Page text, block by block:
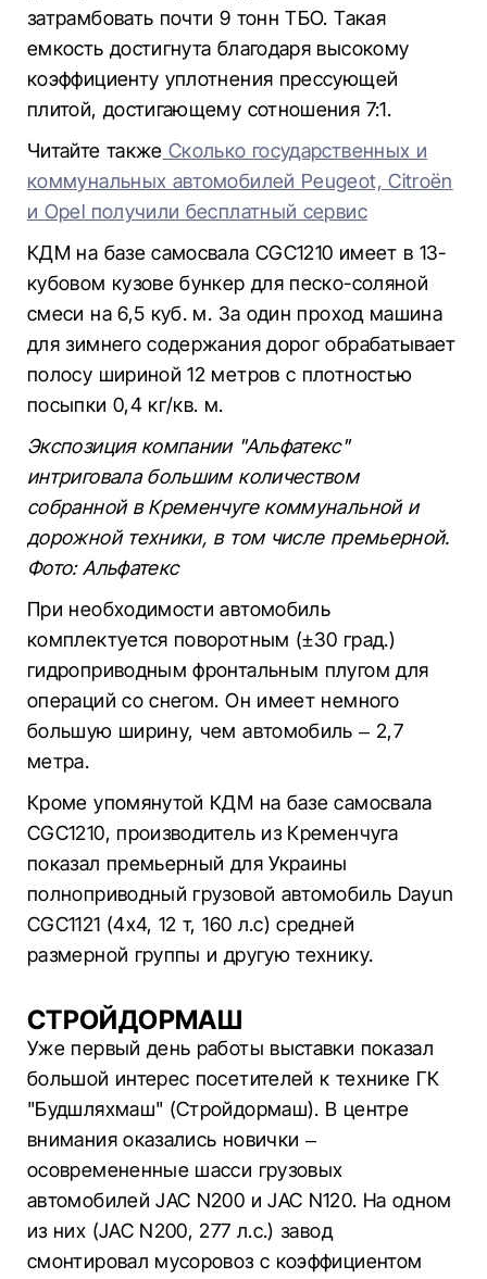
затрамбовать почти 9 тонн ТБО. Такая
емкость достигнута благодаря высокому
коэффициенту уплотнения прессующей
плитой, достигающему сотношения 7:1.
Читайте также Сколько государственных и
коммунальных автомобилей Peugeot, Citroёn
и Opel получили бесплатный сервис
КДМ на базе самосвала CGC1210 имеет в 13-
кубовом кузове бункер для песко-соляной
смеси на 6,5 куб. м. За один проход машина
для зимнего содержания дорог обрабатывает
полосу шириной 12 метров с плотностью
посыпки 0,4 кг/кв. м.
Экспозиция компании "Альфатекс"
интриговала большим количеством
собранной в Кременчуге коммунальной и
дорожной техники, в том числе премьерной.
Фото: Альфатекс
При необходимости автомобиль
комплектуется поворотным (±30 град.)
гидроприводным фронтальным плугом для
операций со снегом. Он имеет немного
большую ширину, чем автомобиль – 2,7
метра.
Кроме упомянутой КДМ на базе самосвала
CGC1210, производитель из Кременчуга
показал премьерный для Украины
полноприводный грузовой автомобиль Dayun
CGC1121 (4х4, 12 т, 160 л.с) средней
размерной группы и другую технику.
СТРОЙДОРМАШ
Уже первый день работы выставки показал
большой интерес посетителей к технике ГК
"Будшляхмаш" (Стройдормаш). В центре
внимания оказались новички –
осовремененные шасси грузовых
автомобилей JAC N200 и JAC N120. На одном
из них (JAC N200, 277 л.с.) завод
смонтировал мусоровоз с коэффициентом